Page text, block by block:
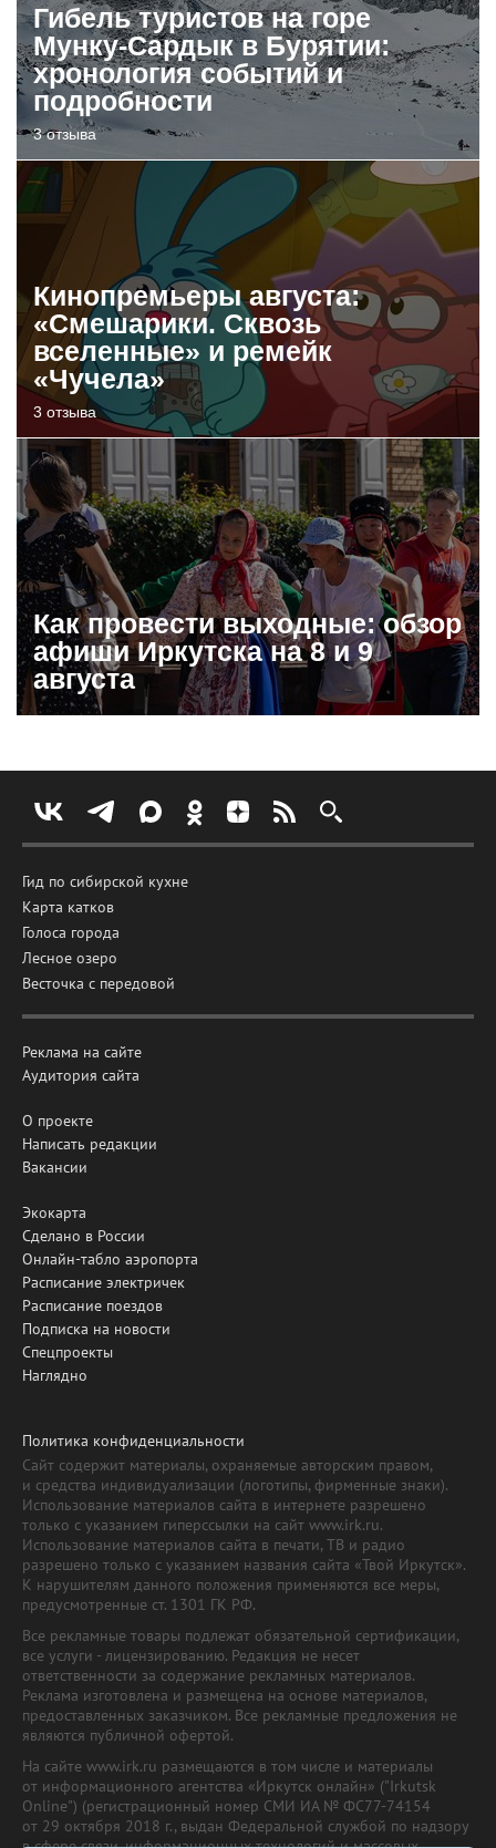
Гибель туристов на горе
Мунку-Сардык в Бурятии:
хронология событий и
подробности
3 отзыва
Кинопремьеры августа:
«Смешарики. Сквозь
вселенные» и ремейк
«Чучела»
3 отзыва
Как провести выходные: обзор
афиши Иркутска на 8 и 9
августа
Гид по сибирской кухне
Карта катков
Голоса города
Лесное озеро
Весточка с передовой
Реклама на сайте
Аудитория сайта
О проекте
Написать редакции
Вакансии
Экокарта
Сделано в России
Онлайн-табло аэропорта
Расписание электричек
Расписание поездов
Подписка на новости
Спецпроекты
Наглядно
Политика конфиденциальности
Сайт содержит материалы, охраняемые авторским правом,
и средства индивидуализации (логотипы, фирменные знаки).
Использование материалов сайта в интернете разрешено
только с указанием гиперссылки на сайт www.irk.ru.
Использование материалов сайта в печати, ТВ и радио
разрешено только с указанием названия сайта «Твой Иркутск».
К нарушителям данного положения применяются все меры,
предусмотренные ст. 1301 ГК РФ.
Все рекламные товары подлежат обязательной сертификации,
все услуги - лицензированию. Редакция не несет
ответственности за содержание рекламных материалов.
Реклама изготовлена и размещена на основе материалов,
предоставленных заказчиком. Все рекламные предложения не
являются публичной офертой.
На сайте www.irk.ru размещаются в том числе и материалы
от информационного агентства «Иркутск онлайн» ("Irkutsk
Online") (регистрационный номер СМИ ИА № ФС77-74154
от 29 октября 2018 г., выдан Федеральной службой по надзору